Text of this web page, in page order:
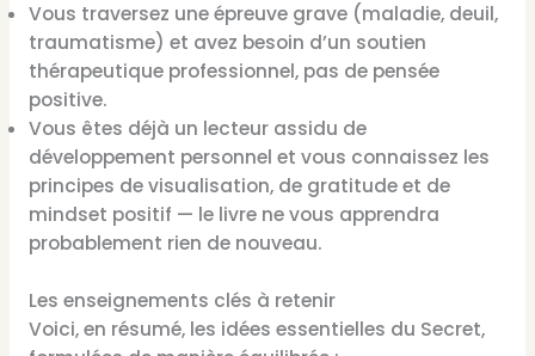
Vous traversez une épreuve grave (maladie, deuil,
traumatisme) et avez besoin d’un soutien
thérapeutique professionnel, pas de pensée
positive.
Vous êtes déjà un lecteur assidu de
développement personnel et vous connaissez les
principes de visualisation, de gratitude et de
mindset positif — le livre ne vous apprendra
probablement rien de nouveau.
Les enseignements clés à retenir
Voici, en résumé, les idées essentielles du Secret,